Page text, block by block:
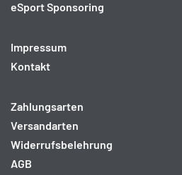
eSport Sponsoring
Impressum
Kontakt
Zahlungsarten
Versandarten
Widerrufsbelehrung
AGB